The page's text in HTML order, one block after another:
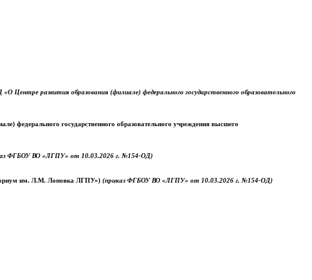
развития образования (филиале) федерального государственного образовательного
федерального государственного образовательного учреждения высшего
ФГБОУ ВО «ЛГПУ» от 10.03.2026 г. №154-ОД)
им. Л.М. Лоповка ЛГПУ») (приказ ФГБОУ ВО «ЛГПУ» от 10.03.2026 г. №154-ОД)